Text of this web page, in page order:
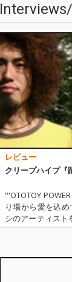
リリース。 ライ
スツアー2026「あ
ろ一番熱いのは君
の中だった」とと
に、バンドの現在
示する。
レビュー
クリープハイプ『
'''OTOTOY
り場から愛を込
シのアーティスト
H。今回は、下